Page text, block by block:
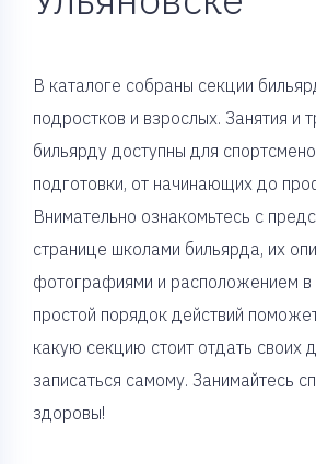
В каталоге собраны секции
подростков и взрослых. Занятия и
бильярду доступны для
подготовки, от начинающих до
Внимательно ознакомьтесь с
странице школами бильярда, их
фотографиями и расположением в
простой порядок действий
какую секцию стоит отдать своих
записаться самому. Занимайтесь
здоровы!